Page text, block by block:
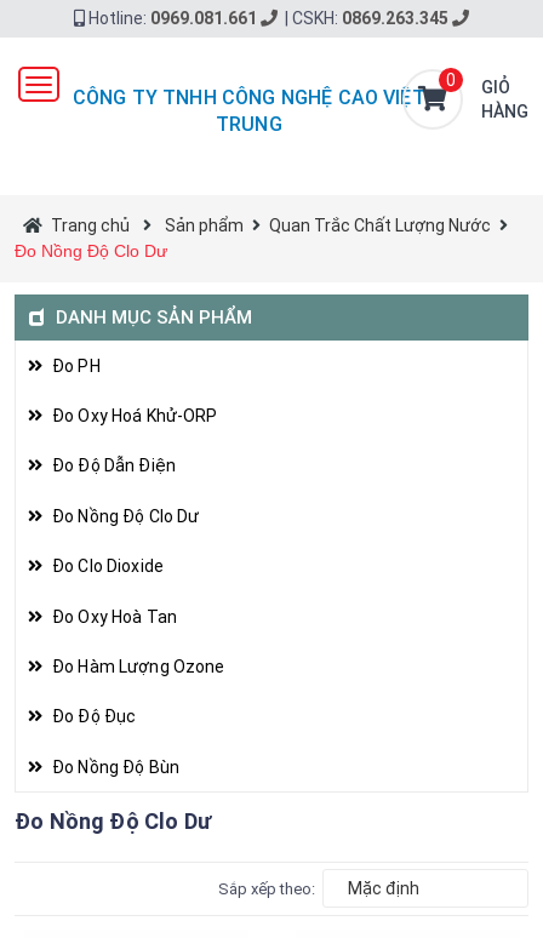
Hotline: 0969.081.661 CSKH: 0869.263.345
CÔNG TY TNHH CÔNG NGHỆ CAO VIỆT
TRUNG
0
GIỎ
HÀNG
Toggle
navigation
Trang chủ Sản phẩm
Quan Trắc Chất Lượng Nước
Đo Nồng Độ Clo Dư
DANH MỤC SẢN PHẨM
Đo PH
Đo Oxy Hoá Khử-ORP
Đo Độ Dẫn Điện
Đo Nồng Độ Clo Dư
Đo Clo Dioxide
Đo Oxy Hoà Tan
Đo Hàm Lượng Ozone
Đo Độ Đục
Đo Nồng Độ Bùn
Đo Nồng Độ Clo Dư
Sắp xếp theo: Mặc định